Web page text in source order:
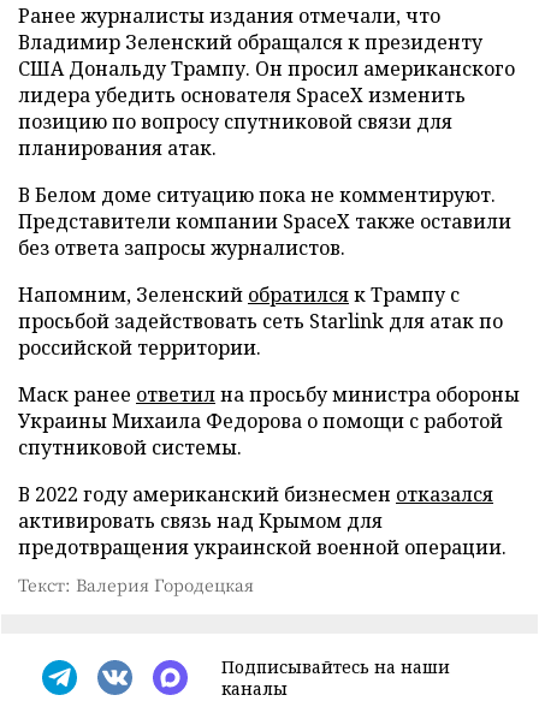
Ранее журналисты издания отмечали, что
Владимир Зеленский обращался к президенту
США Дональду Трампу. Он просил американского
лидера убедить основателя SpaceX изменить
позицию по вопросу спутниковой связи для
планирования атак.
В Белом доме ситуацию пока не комментируют.
Представители компании SpaceX также оставили
без ответа запросы журналистов.
Напомним, Зеленский обратилсяк Трампу с
просьбой задействовать сеть Starlink для атак по
российской территории.
Маск ранее ответилна просьбу министра обороны
Украины Михаила Федорова о помощи с работой
спутниковой системы.
В 2022 году американский бизнесмен отказался
активировать связь над Крымом для
предотвращения украинской военной операции.
Текст: Валерия Городецкая
Подписывайтесь на наши
каналы